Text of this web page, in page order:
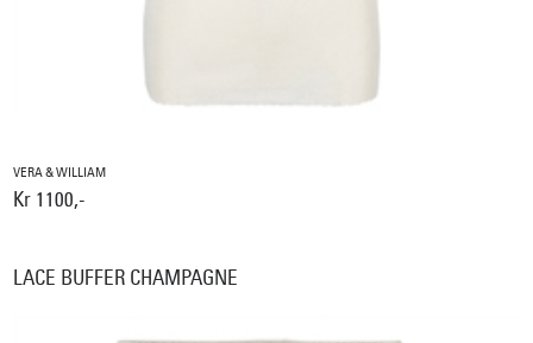
VERA & WILLIAM
Kr 1100,-
LACE BUFFER CHAMPAGNE